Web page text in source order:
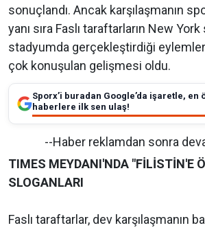
sonuçlandı. Ancak karşılaşmanın
yanı sıra Faslı taraftarların New
stadyumda gerçekleştirdiği
çok konuşulan gelişmesi oldu.
Sporx’i buradan Google’da işaretle, en
haberlere ilk sen ulaş!
--Haber reklamdan sonra
TIMES MEYDANI'NDA "FİLİSTİN'E
SLOGANLARI
Faslı taraftarlar, dev karşılaşmanın